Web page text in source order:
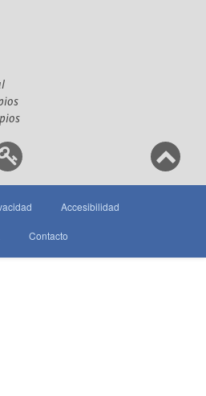
Accesibilidad
Contacto